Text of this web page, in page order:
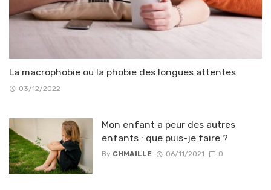
La macrophobie ou la phobie des longues attentes
03/12/2022
Mon enfant a peur des autres
enfants : que puis-je faire ?
By CHMAILLE 06/11/2021 0